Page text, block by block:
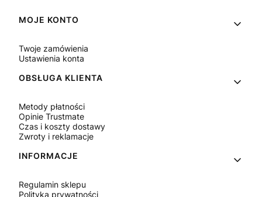
Linki w stopce
MOJE KONTO
Twoje zamówienia
Ustawienia konta
OBSŁUGA KLIENTA
Metody płatności
Opinie Trustmate
Czas i koszty dostawy
Zwroty i reklamacje
INFORMACJE
Regulamin sklepu
Polityka prywatności